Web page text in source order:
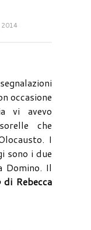
2014
occasione
vi avevo
che
I
sono i due
Domino. Il
di Rebecca